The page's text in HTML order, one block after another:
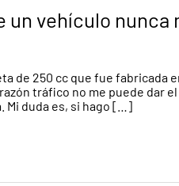
un vehículo nunca
de 250 cc que fue fabricada
tráfico no me puede dar
Mi duda es, si hago […]